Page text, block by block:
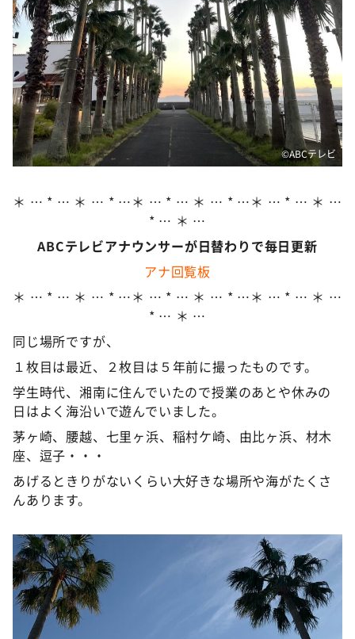
新婚さんいらっしゃい！
ポツンと一軒家
ザキ山小屋本館
ぺこぱのまるスポ
アナ回覧板
©️ABCテレビ
＊ … * … ＊ … * …＊ … * … ＊ … * …＊ … * … ＊ …
* … ＊ …
ABCテレビアナウンサーが日替わりで毎日更新
アナ回覧板
＊ … * … ＊ … * …＊ … * … ＊ … * …＊ … * … ＊ …
* … ＊ …
同じ場所ですが、
１枚目は最近、２枚目は５年前に撮ったものです。
学生時代、湘南に住んでいたので授業のあとや休みの
日はよく海沿いで遊んでいました。
茅ヶ崎、腰越、七里ヶ浜、稲村ケ崎、由比ヶ浜、材木
座、逗子・・・
あげるときりがないくらい大好きな場所や海がたくさ
んあります。